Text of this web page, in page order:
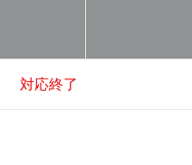
対応終了